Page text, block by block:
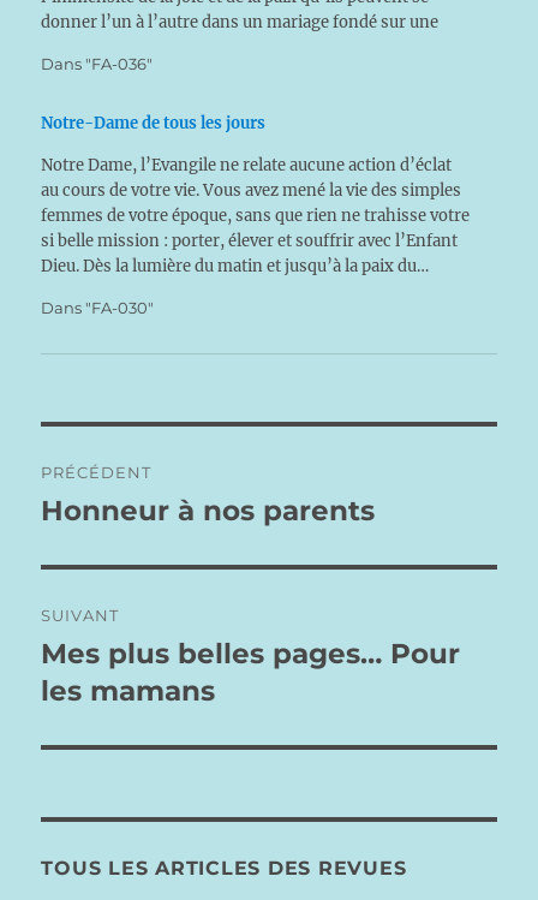
donner l’un à l’autre dans un mariage fondé sur une
Dans "FA-036"
Notre-Dame de tous les jours
Notre Dame, l’Evangile ne relate aucune action d’éclat
au cours de votre vie. Vous avez mené la vie des simples
femmes de votre époque, sans que rien ne trahisse votre
si belle mission : porter, élever et souffrir avec l’Enfant
Dieu. Dès la lumière du matin et jusqu’à la paix du…
Dans "FA-030"
de
PRÉCÉDENT
Publication
Honneur à nos parents
SUIVANT
Publication
suivante :
Mes plus belles pages… Pour
les mamans
TOUS LES ARTICLES DES REVUES